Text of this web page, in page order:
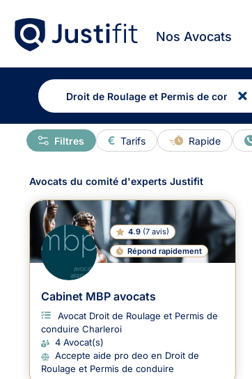
Nos Avocats
Tarifs Rapide
Filtres
Avocats du comité d'experts Justifit
4.9 (7 avis)
Répond rapidement
Cabinet MBP avocats
Avocat Droit de Roulage et Permis de
conduire Charleroi
4 Avocat(s)
Accepte aide pro deo en Droit de
Roulage et Permis de conduire